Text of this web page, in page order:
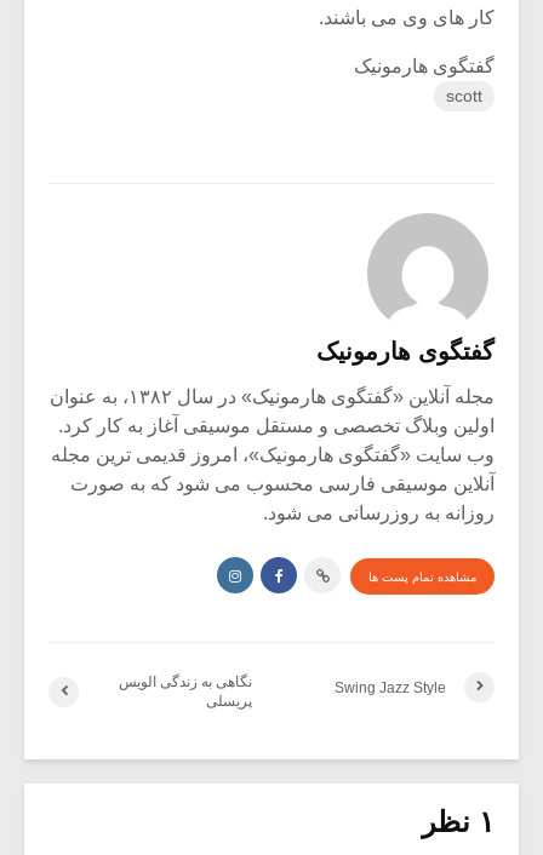
کار های وی می باشند.
گفتگوی هارمونیک
scott
گفتگوی هارمونیک
مجله آنلاین «گفتگوی هارمونیک» در سال ۱۳۸۲، به عنوان
اولین وبلاگ تخصصی و مستقل موسیقی آغاز به کار کرد.
وب سایت «گفتگوی هارمونیک»، امروز قدیمی ترین مجله
آنلاین موسیقی فارسی محسوب می شود که به صورت
روزانه به روزرسانی می شود.
مشاهده تمام پست ها
نگاهی به زندگی الویس
پریسلی
Swing Jazz Style
۱ نظر